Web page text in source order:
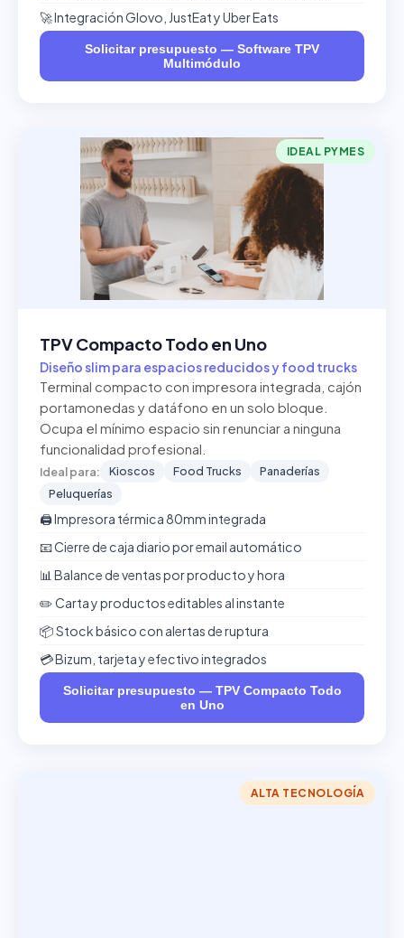
🚀 Integración Glovo, JustEat y Uber Eats
Solicitar presupuesto — Software TPV
Multimódulo
IDEAL PYMES
TPV Compacto Todo en Uno
Diseño slim para espacios reducidos y food trucks
Terminal compacto con impresora integrada, cajón
portamonedas y datáfono en un solo bloque.
Ocupa el mínimo espacio sin renunciar a ninguna
funcionalidad profesional.
Ideal para: Kioscos Food Trucks
Panaderías
Peluquerías
🖨️ Impresora térmica 80mm integrada
📧 Cierre de caja diario por email automático
📊 Balance de ventas por producto y hora
✏️ Carta y productos editables al instante
📦 Stock básico con alertas de ruptura
💳 Bizum, tarjeta y efectivo integrados
Solicitar presupuesto — TPV Compacto Todo
en Uno
ALTA TECNOLOGÍA